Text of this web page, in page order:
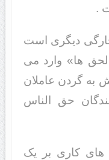
.
دیگری است
ها» وارد می
به گردن عاملان
حق الناس
کاری بر یک